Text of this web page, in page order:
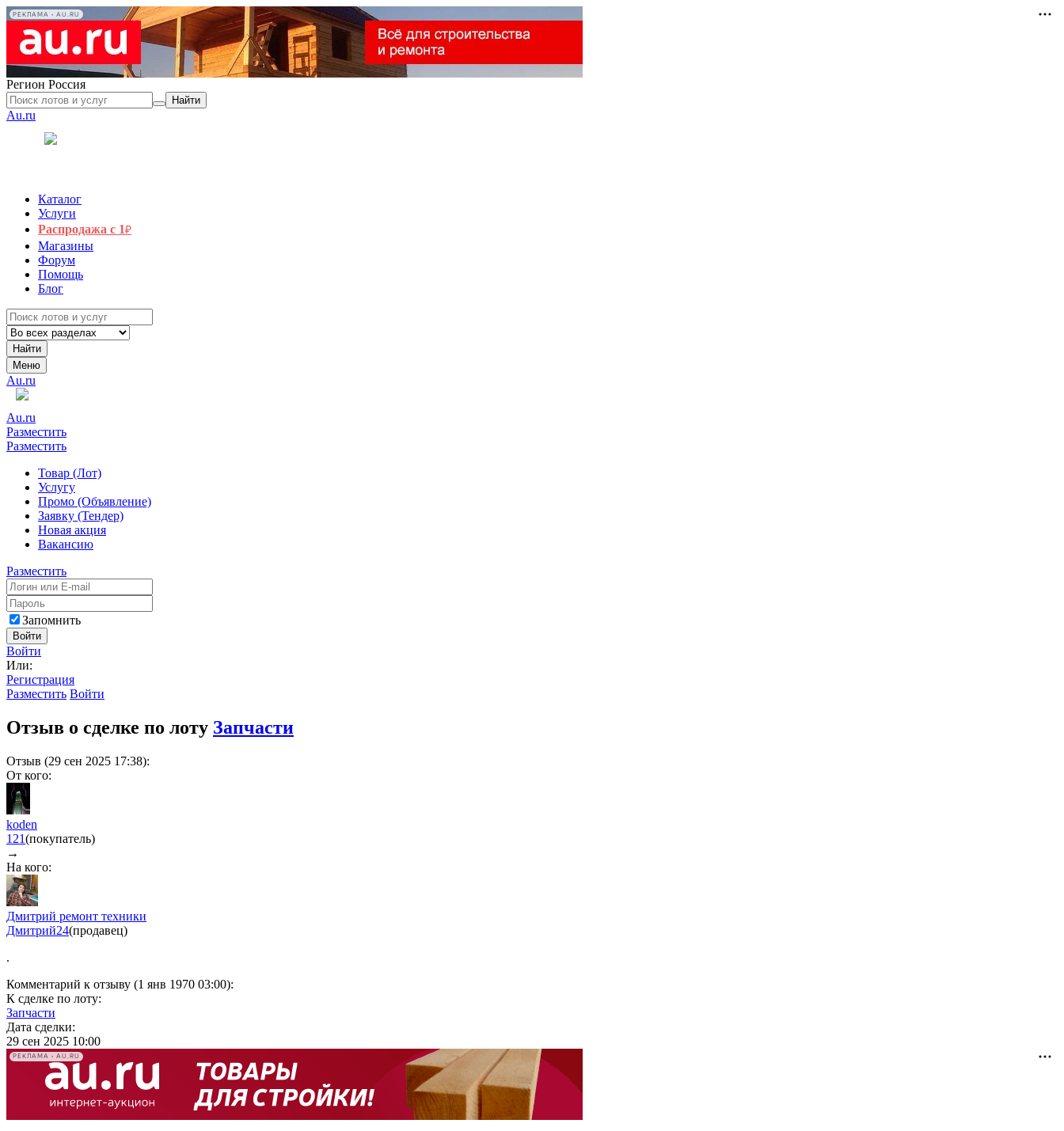
РЕКЛАМА • AU.RU
Регион Россия
Найти
Au.ru
Каталог
Услуги
Распродажа с 1₽
Магазины
Форум
Помощь
Блог
Найти
Меню
Au.ru
Au.ru
Разместить
Разместить
Товар (Лот)
Услугу
Промо (Объявление)
Заявку (Тендер)
Новая акция
Вакансию
Разместить
Запомнить
Войти
Войти
Или:
Регистрация
Разместить Войти
Отзыв о сделке по лоту Запчасти
Отзыв (29 сен 2025 17:38):
От кого:
koden
121(покупатель)
→
На кого:
Дмитрий ремонт техники
Дмитрий24(продавец)
.
Комментарий к отзыву (1 янв 1970 03:00):
К сделке по лоту:
Запчасти
Дата сделки:
29 сен 2025 10:00
РЕКЛАМА • AU.RU